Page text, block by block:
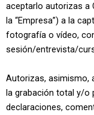
aceptarlo autorizas a
la “Empresa”) a la
fotografía o vídeo,
sesión/entrevista/
Autorizas, asimismo,
la grabación total y/o
declaraciones,